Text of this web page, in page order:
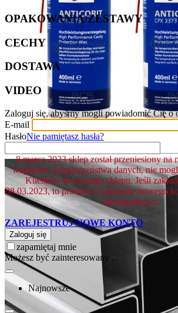
OPAKOWANIA/ZESTAWY
CECHY
DOSTAWA
VIDEO
Zaloguj się, abyśmy mogli powiadomić Cię o
E-mail
HasłoNie pamiętasz hasła?
8.marca.2023 sklep został przeniesiony na
względów bezpieczeństwa danych, nie
Klientów do nowego sklepu. Jeśli
08.03.2023, to prosimy o założenie nowego
niedogodności.
ZAREJESTRUJ NOWE KONTO
Zaloguj się
zapamiętaj mnie
Możesz być zainteresowany ...
Najnowsze